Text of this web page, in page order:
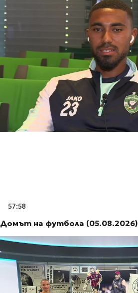
57:58
Домът на футбола (05.08.2026)